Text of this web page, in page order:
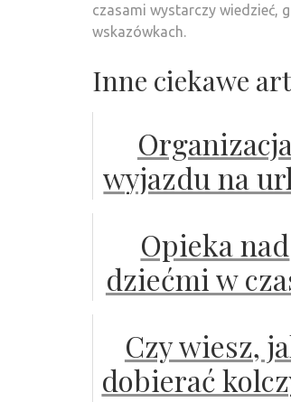
czasami wystarczy wiedzieć,
wskazówkach.
Inne ciekawe
wyjazdu na
pamiętać?
Opieka nad
dziećmi w
Wsparcie
rodziców w
Czy wiesz,
dobierać